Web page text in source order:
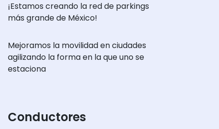
¡Estamos creando la red de parkings
más grande de México!
Mejoramos la movilidad en ciudades
agilizando la forma en la que uno se
estaciona
Conductores